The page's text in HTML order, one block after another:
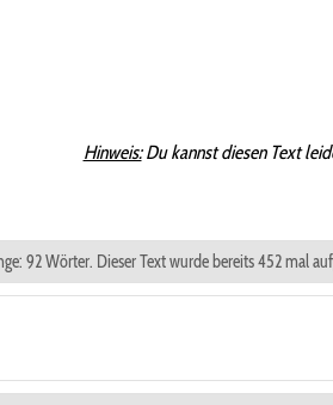
Hinweis:Du kannst diesen Text
92 Wörter. Dieser Text wurde bereits 452 mal